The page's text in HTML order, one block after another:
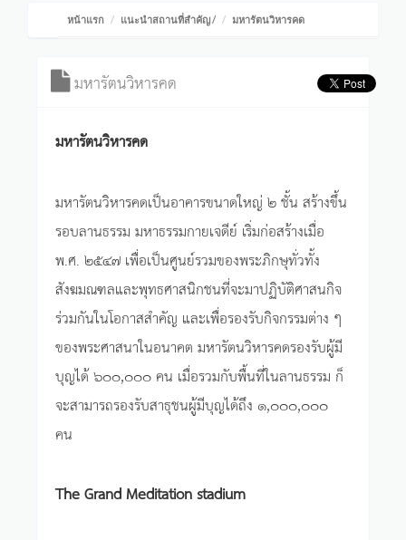
หน้าแรก แนะนำสถานที่สำคัญ/ มหารัตนวิหารคด
มหารัตนวิหารคด
มหารัตนวิหารคด
มหารัตนวิหารคดเป็นอาคารขนาดใหญ่ ๒ ชั้น สร้างขึ้น
รอบลานธรรม มหาธรรมกายเจดีย์ เริ่มก่อสร้างเมื่อ
พ.ศ. ๒๕๔๗ เพื่อเป็นศูนย์รวมของพระภิกษุทั่วทั้ง
สังฆมณฑลและพุทธศาสนิกชนที่จะมาปฏิบัติศาสนกิจ
ร่วมกันในโอกาสสำคัญ และเพื่อรองรับกิจกรรมต่าง ๆ
ของพระศาสนาในอนาคต มหารัตนวิหารคดรองรับผู้มี
บุญได้ ๖๐๐,๐๐๐ คน เมื่อรวมกับพื้นที่ในลานธรรม ก็
จะสามารถรองรับสาธุชนผู้มีบุญได้ถึง ๑,๐๐๐,๐๐๐
คน
The Grand Meditation stadium